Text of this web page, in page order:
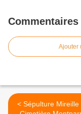
Commentaires
Ajouter
< Sépulture Mireille d'Arc -